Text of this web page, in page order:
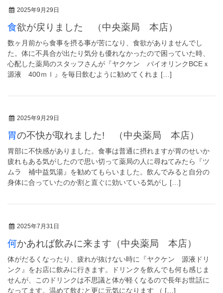
2025年9月29日
食欲が戻りました （中央薬局 本店）
数ヶ月前から食事を摂る事が苦になり、食欲がありませんでし
た。体に不具合が出たり気分も優れなかったので困っていた時、
心配した薬局のスタッフさんが『ヤクケン バイオリンクBCEｘ
源液 400ｍｌ』を毎日飲むように勧めてくれま […]
2025年9月29日
胃の不快が取れました! （中央薬局 本店）
胃部に不快感がありました。食事は普通に摂れますが胃のせいか
疲れもある気がしたので思い切って薬局の人に尋ねてみたら『ツ
ムラ 補中益気湯』を勧めてもらいました。飲んでみると自分の
身体に合っていたのか割と直ぐに効いている気がし […]
2025年7月31日
何かあれば飲みに来ます（中央薬局 本店）
体がだるくなったり、疲れが抜けない時に『ヤクケン 源液ドリ
ンク』をお店に飲みに行きます。ドリンクを飲んでも何も感じま
せんが、このドリンクは不思議と体が軽くなるので長年お世話に
なってます。温めて飲むと更に元気になります （ […]